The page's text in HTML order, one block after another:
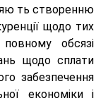
ть створенню
щодо тих
обсязі
щодо сплати
забезпечення
економіки і